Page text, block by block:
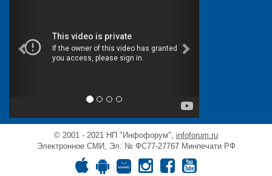
© 2001 - 2021 НП "Инфофорум", infoforum.ru
Электронное СМИ, Эл. № ФС77-27767 Минпечати РФ